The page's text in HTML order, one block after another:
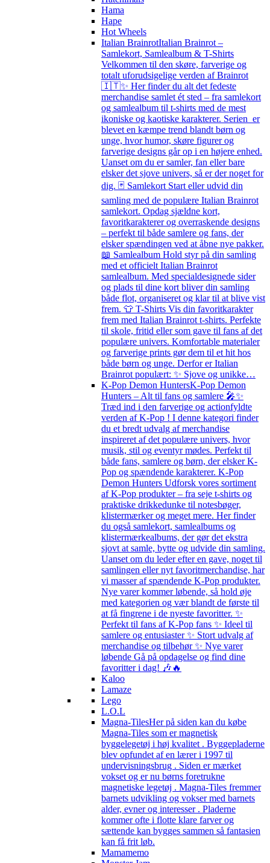
Hama
Hape
Hot Wheels
Italian BrainrotItalian Brainrot –
Samlekort, Samlealbum & T-Shirts
Velkommen til den skøre, farverige og
totalt uforudsigelige verden af Brainrot
🇮🇹✨ Her finder du alt det fedeste
merchandise samlet ét sted – fra samlekort
og samlealbum til t-shirts med de mest
ikoniske og kaotiske karakterer. Serien er
blevet en kæmpe trend blandt børn og
unge, hvor humor, skøre figurer og
farverige designs går op i en højere enhed.
Uanset om du er samler, fan eller bare
elsker det sjove univers, så er der noget for
dig. 🃏 Samlekort Start eller udvid din
samling med de populære Italian Brainrot
samlekort. Opdag sjældne kort,
favoritkarakterer og overraskende designs
– perfekt til både samlere og fans, der
elsker spændingen ved at åbne nye pakker.
📖 Samlealbum Hold styr på din samling
med et officielt Italian Brainrot
samlealbum. Med specialdesignede sider
og plads til dine kort bliver din samling
både flot, organiseret og klar til at blive vist
frem. 👕 T-Shirts Vis din favoritkarakter
frem med Italian Brainrot t-shirts. Perfekte
til skole, fritid eller som gave til fans af det
populære univers. Komfortable materialer
og farverige prints gør dem til et hit hos
både børn og unge. Derfor er Italian
Brainrot populært: ✨ Sjove og unikke…
K-Pop Demon HuntersK-Pop Demon
Hunters – Alt til fans og samlere 🎤✨
Træd ind i den farverige og actionfyldte
verden af K-Pop ! I denne kategori finder
du et bredt udvalg af merchandise
inspireret af det populære univers, hvor
musik, stil og eventyr mødes. Perfekt til
både fans, samlere og børn, der elsker K-
Pop og spændende karakterer. K-Pop
Demon Hunters Udforsk vores sortiment
af K-Pop produkter – fra seje t-shirts og
praktiske drikkedunke til notesbøger,
klistermærker og meget mere. Her finder
du også samlekort, samlealbums og
klistermærkealbums, der gør det ekstra
sjovt at samle, bytte og udvide din samling.
Uanset om du leder efter en gave, noget til
samlingen eller nyt favoritmerchandise, har
vi masser af spændende K-Pop produkter.
Nye varer kommer løbende, så hold øje
med kategorien og vær blandt de første til
at få fingrene i de nyeste favoritter. ✨
Perfekt til fans af K-Pop fans ✨ Ideel til
samlere og entusiaster ✨ Stort udvalg af
merchandise og tilbehør ✨ Nye varer
løbende Gå på opdagelse og find dine
favoritter i dag! 🎶🔥
Kaloo
Lamaze
Lego
L.O.L
Magna-TilesHer på siden kan du købe
Magna-Tiles som er magnetisk
byggelegetøj i høj kvalitet . Byggepladerne
blev opfundet af en lærer i 1997 til
undervisningsbrug . Siden er mærket
vokset og er nu børns foretrukne
magnetiske legetøj . Magna-Tiles fremmer
barnets udvikling og vokser med barnets
alder, evner og interesser . Pladerne
kommer ofte i flotte klare farver og
sættende kan bygges sammen så fantasien
kan få frit løb.
Mamamemo